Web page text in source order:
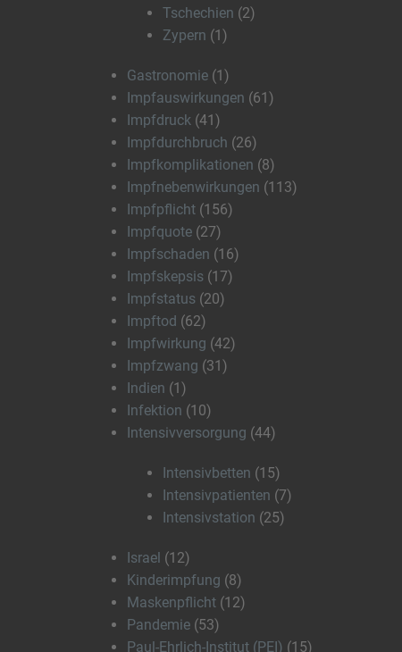
Tschechien (2)
Zypern (1)
Gastronomie (1)
Impfauswirkungen (61)
Impfdruck (41)
Impfdurchbruch (26)
Impfkomplikationen (8)
Impfnebenwirkungen (113)
Impfpflicht (156)
Impfquote (27)
Impfschaden (16)
Impfskepsis (17)
Impfstatus (20)
Impftod (62)
Impfwirkung (42)
Impfzwang (31)
Indien (1)
Infektion (10)
Intensivversorgung (44)
Intensivbetten (15)
Intensivpatienten (7)
Intensivstation (25)
Israel (12)
Kinderimpfung (8)
Maskenpflicht (12)
Pandemie (53)
Paul-Ehrlich-Institut (PEI) (15)